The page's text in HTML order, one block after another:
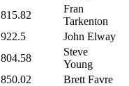
815.82
Fran
Tarkenton
922.5
John Elway
804.58
Steve
Young
850.02
Brett Favre